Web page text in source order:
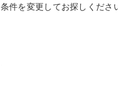
条件を変更してお探しくださ